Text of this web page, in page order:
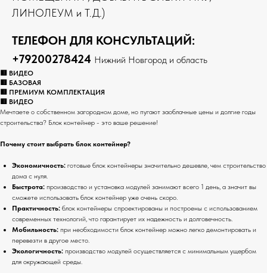
ЛИНОЛЕУМ и Т.Д.)
ТЕЛЕФОН ДЛЯ КОНСУЛЬТАЦИЙ:
+79200278424 Нижний Новгород и область
🟥 ВИДЕО
🟥 БАЗОВАЯ
🟥 ПРЕМИУМ КОМПЛЕКТАЦИЯ
🟥 ВИДЕО
Мечтаете о собственном загородном доме, но пугают заоблачные цены и долгие годы
строительства? Блок контейнер - это ваше решение!
Почему стоит выбрать блок контейнер?
Экономичность: готовые блок контейнеры значительно дешевле, чем строительство
дома с нуля.
Быстрота: производство и установка модулей занимают всего 1 день, а значит вы
сможете использовать блок контейнер уже очень скоро.
Практичность: блок контейнеры спроектированы и построены с использованием
современных технологий, что гарантирует их надежность и долговечность.
Мобильность: при необходимости блок контейнер можно легко демонтировать и
перевезти в другое место.
Экологичность: производство модулей осуществляется с минимальным ущербом
для окружающей среды.